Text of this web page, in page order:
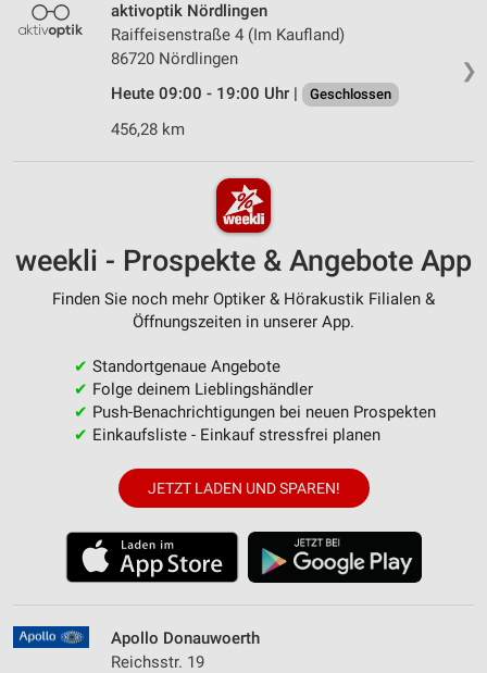
❯
aktivoptik Nördlingen
Raiffeisenstraße 4 (Im Kaufland)
86720 Nördlingen
Heute 09:00 - 19:00 Uhr |
Geschlossen
456,28 km
weekli - Prospekte & Angebote App
Finden Sie noch mehr Optiker & Hörakustik Filialen &
Öffnungszeiten in unserer App.
✔ Standortgenaue Angebote
✔ Folge deinem Lieblingshändler
✔ Push-Benachrichtigungen bei neuen Prospekten
✔ Einkaufsliste - Einkauf stressfrei planen
JETZT LADEN UND SPAREN!
Apollo Donauwoerth
Reichsstr. 19